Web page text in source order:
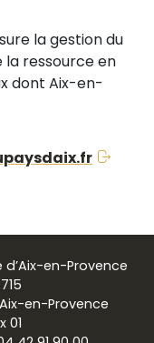
la gestion du
ressource en
dont Aix-en-
d’Aix-en-Provence
Aix-en-Provence
01